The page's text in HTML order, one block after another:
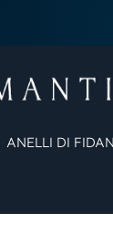
ANELLI DI